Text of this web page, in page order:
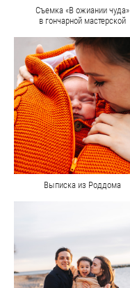
Съемка «В ожиании чуда»
в гончарной мастерской
Выписка из Роддома